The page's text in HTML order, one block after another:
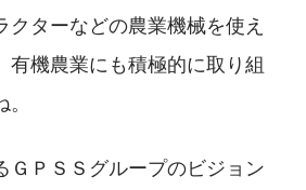
ターなどの農業機械を使え
機農業にも積極的に取り組
ＰＳＳグループのビジョン